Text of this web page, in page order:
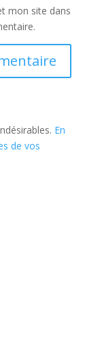
mon site dans
En
de vos